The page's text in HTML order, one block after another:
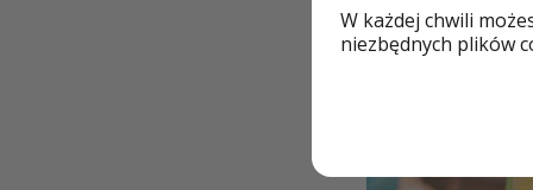
W każdej chwili
niezbędnych plików